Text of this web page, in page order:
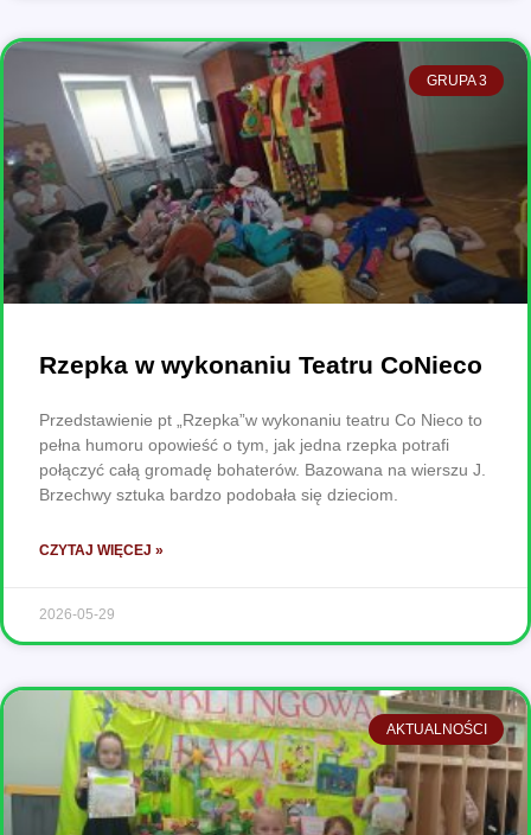
GRUPA 3
Rzepka w wykonaniu Teatru CoNieco
Przedstawienie pt „Rzepka”w wykonaniu teatru Co Nieco to
pełna humoru opowieść o tym, jak jedna rzepka potrafi
połączyć całą gromadę bohaterów. Bazowana na wierszu J.
Brzechwy sztuka bardzo podobała się dzieciom.
CZYTAJ WIĘCEJ »
2026-05-29
AKTUALNOŚCI